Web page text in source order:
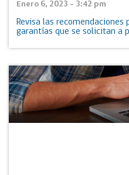
Enero 6, 2023 - 3:42 pm
Revisa las recomendaciones
garantías que se solicitan a